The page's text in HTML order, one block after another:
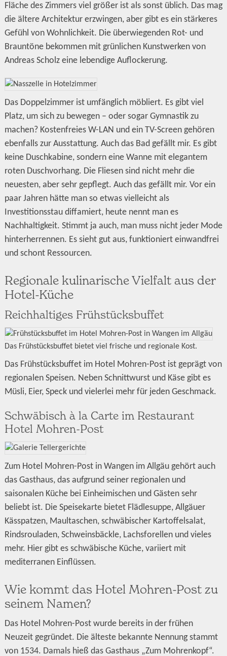
Fläche des Zimmers viel größer ist als sonst üblich. Das mag
die ältere Architektur erzwingen, aber gibt es ein stärkeres
Gefühl von Wohnlichkeit. Die überwiegenden Rot- und
Brauntöne bekommen mit grünlichen Kunstwerken von
Andreas Scholz eine lebendige Auflockerung.
Das Doppelzimmer ist umfänglich möbliert. Es gibt viel
Platz, um sich zu bewegen – oder sogar Gymnastik zu
machen? Kostenfreies W-LAN und ein TV-Screen gehören
ebenfalls zur Ausstattung. Auch das Bad gefällt mir. Es gibt
keine Duschkabine, sondern eine Wanne mit elegantem
roten Duschvorhang. Die Fliesen sind nicht mehr die
neuesten, aber sehr gepflegt. Auch das gefällt mir. Vor ein
paar Jahren hätte man so etwas vielleicht als
Investitionsstau diffamiert, heute nennt man es
Nachhaltigkeit. Stimmt ja auch, man muss nicht jeder Mode
hinterherrennen. Es sieht gut aus, funktioniert einwandfrei
und schont Ressourcen.
Regionale kulinarische Vielfalt aus der
Hotel-Küche
Reichhaltiges Frühstücksbuffet
Das Frühstücksbuffet bietet viel frische und regionale Kost.
Das Frühstücksbuffet im Hotel Mohren-Post ist geprägt von
regionalen Speisen. Neben Schnittwurst und Käse gibt es
Müsli, Eier, Speck und vielerlei mehr für jeden Geschmack.
Schwäbisch à la Carte im Restaurant
Hotel Mohren-Post
Zum Hotel Mohren-Post in Wangen im Allgäu gehört auch
das Gasthaus, das aufgrund seiner regionalen und
saisonalen Küche bei Einheimischen und Gästen sehr
beliebt ist. Die Speisekarte bietet Flädlesuppe, Allgäuer
Kässpatzen, Maultaschen, schwäbischer Kartoffelsalat,
Rindsrouladen, Schweinsbäckle, Lachsforellen und vieles
mehr. Hier gibt es schwäbische Küche, variiert mit
mediterranen Einflüssen.
Wie kommt das Hotel Mohren-Post zu
seinem Namen?
Das Hotel Mohren-Post wurde bereits in der frühen
Neuzeit gegründet. Die älteste bekannte Nennung stammt
von 1534. Damals hieß das Gasthaus „Zum Mohrenkopf“.